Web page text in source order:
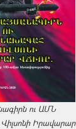
ու ԱՄՆ
Իրավարար